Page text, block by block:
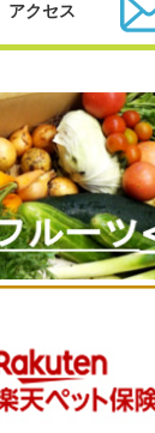
アクセス